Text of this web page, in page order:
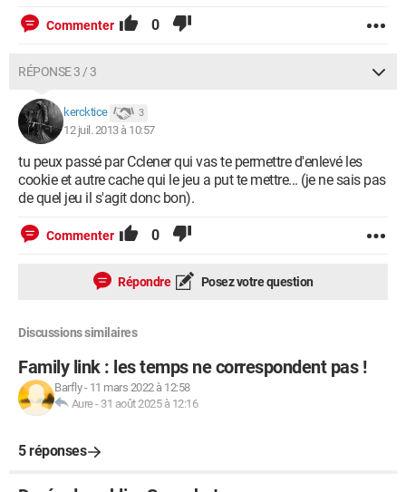
Commenter 0
RÉPONSE 3 / 3
kercktice 3
12 juil. 2013 à 10:57
tu peux passé par Cclener qui vas te permettre d'enlevé les
cookie et autre cache qui le jeu a put te mettre... (je ne sais pas
de quel jeu il s'agit donc bon).
Commenter 0
Répondre Posez votre question
Discussions similaires
Family link : les temps ne correspondent pas !
Barfly- 11 mars 2022 à 12:58
Aure- 31 août 2025 à 12:16
5 réponses